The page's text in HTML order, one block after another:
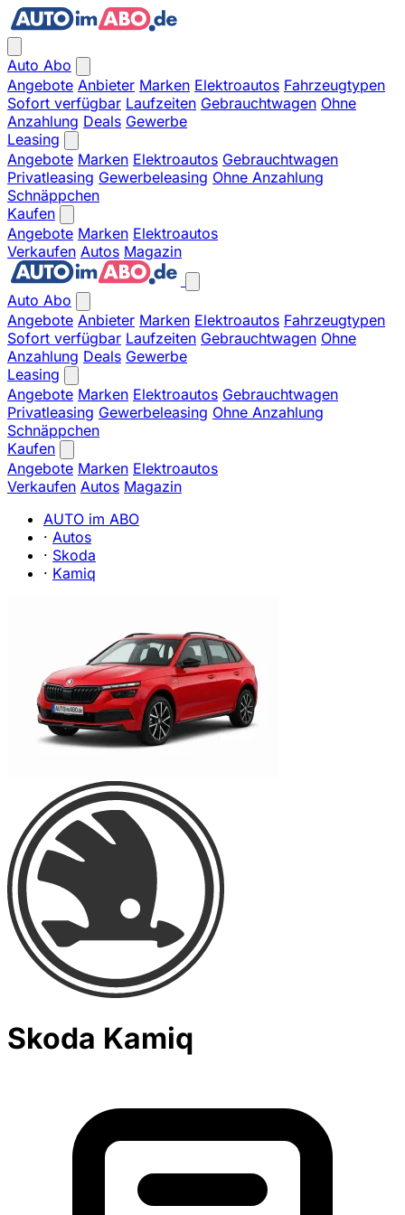
Auto Abo
Angebote Anbieter Marken Elektroautos Fahrzeugtypen
Sofort verfügbar Laufzeiten Gebrauchtwagen Ohne
Anzahlung Deals Gewerbe
Leasing
Angebote Marken Elektroautos Gebrauchtwagen
Privatleasing Gewerbeleasing Ohne Anzahlung
Schnäppchen
Kaufen
Angebote Marken Elektroautos
Verkaufen Autos Magazin
Auto Abo
Angebote Anbieter Marken Elektroautos Fahrzeugtypen
Sofort verfügbar Laufzeiten Gebrauchtwagen Ohne
Anzahlung Deals Gewerbe
Leasing
Angebote Marken Elektroautos Gebrauchtwagen
Privatleasing Gewerbeleasing Ohne Anzahlung
Schnäppchen
Kaufen
Angebote Marken Elektroautos
Verkaufen Autos Magazin
AUTO im ABO
· Autos
· Skoda
· Kamiq
Skoda Kamiq